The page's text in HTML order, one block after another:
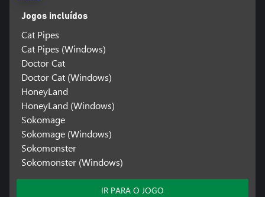
Jogos incluídos
Cat Pipes
Cat Pipes (Windows)
Doctor Cat
Doctor Cat (Windows)
HoneyLand
HoneyLand (Windows)
Sokomage
Sokomage (Windows)
Sokomonster
Sokomonster (Windows)
IR PARA O JOGO